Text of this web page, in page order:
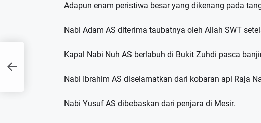
Adapun enam peristiwa besar yang dikenang pada
Nabi Adam AS diterima taubatnya oleh Allah SWT
Kapal Nabi Nuh AS berlabuh di Bukit Zuhdi pasca
Nabi Ibrahim AS diselamatkan dari kobaran api Raja
Nabi Yusuf AS dibebaskan dari penjara di Mesir.